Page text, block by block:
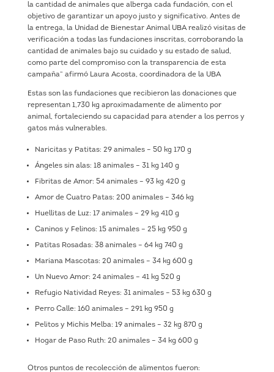
la cantidad de animales que alberga cada fundación, con el
objetivo de garantizar un apoyo justo y significativo. Antes de
la entrega, la Unidad de Bienestar Animal UBA realizó visitas de
verificación a todas las fundaciones inscritas, corroborando la
cantidad de animales bajo su cuidado y su estado de salud,
como parte del compromiso con la transparencia de esta
campaña” afirmó Laura Acosta, coordinadora de la UBA
Estas son las fundaciones que recibieron las donaciones que
representan 1,730 kg aproximadamente de alimento por
animal, fortaleciendo su capacidad para atender a los perros y
gatos más vulnerables.
Naricitas y Patitas: 29 animales – 50 kg 170 g
Ángeles sin alas: 18 animales – 31 kg 140 g
Fibritas de Amor: 54 animales – 93 kg 420 g
Amor de Cuatro Patas: 200 animales – 346 kg
Huellitas de Luz: 17 animales – 29 kg 410 g
Caninos y Felinos: 15 animales – 25 kg 950 g
Patitas Rosadas: 38 animales – 64 kg 740 g
Mariana Mascotas: 20 animales – 34 kg 600 g
Un Nuevo Amor: 24 animales – 41 kg 520 g
Refugio Natividad Reyes: 31 animales – 53 kg 630 g
Perro Calle: 160 animales – 291 kg 950 g
Pelitos y Michis Melba: 19 animales – 32 kg 870 g
Hogar de Paso Ruth: 20 animales – 34 kg 600 g
Otros puntos de recolección de alimentos fueron: